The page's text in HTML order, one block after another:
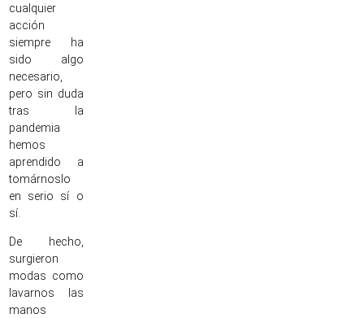
cualquier
acción
siempre ha
sido algo
necesario,
pero sin duda
tras la
pandemia
hemos
aprendido a
tomárnoslo
en serio sí o
sí.
De hecho,
surgieron
modas como
lavarnos las
manos